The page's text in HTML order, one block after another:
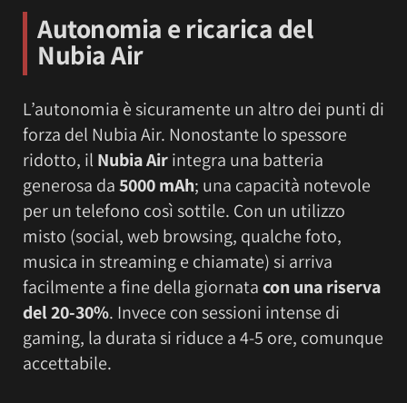
Autonomia e ricarica del
Nubia Air
L’autonomia è sicuramente un altro dei punti di
forza del Nubia Air. Nonostante lo spessore
ridotto, il Nubia Airintegra una batteria
generosa da5000 mAh; una capacità notevole
per un telefono così sottile. Con un utilizzo
misto (social, web browsing, qualche foto,
musica in streaming e chiamate) si arriva
facilmente a fine della giornatacon una riserva
del 20-30%. Invece con sessioni intense di
gaming, la durata si riduce a 4-5 ore, comunque
accettabile.